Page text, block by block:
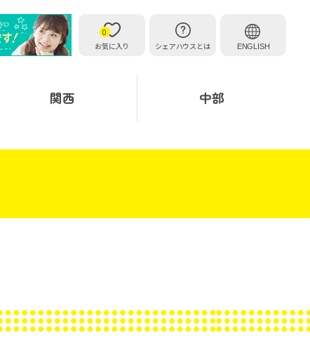
お気に入り
0
シェアハウスとは
ENGLISH
関西 中部